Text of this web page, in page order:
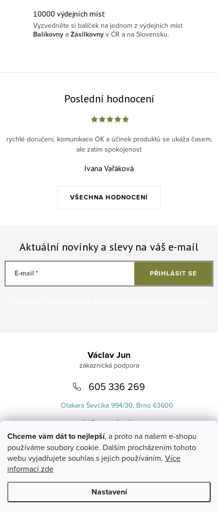
Chceme vám dát to nejlepší, a proto na našem e-shopu
používáme soubory cookie. Dalším procházením tohoto
webu vyjadřujete souhlas s jejich používáním. Více
informací zde
Nastavení
10000 výdejních míst
Vyzvedněte si balíček na jednom z výdejních míst
Balíkovny a Zásilkovny v ČR a na Slovensku.
Poslední hodnocení
VŠECHNA HODNOCENÍ
rychlé doručení, komunikace OK a účinek produktů se ukáža časem,
ale zatím spokojenost
Ivana Vařáková
Aktuální novinky a slevy na váš e-mail
E-mail PŘIHLÁSIT SE
Václav Jun
605 336 269
Otakara Ševčíka 994/30, Brno 63600
info@uvlasku.cz
Copyright 2026UVlásku.cz. Všechna práva vyhrazena.Upravit